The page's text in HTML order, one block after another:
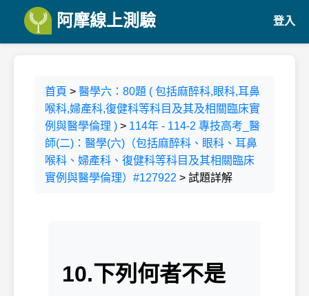
阿摩線上測驗 登入
首頁 > 醫學六：80題 ( 包括麻醉科,眼科,耳鼻
喉科,婦產科,復健科等科目及其及相關臨床實
例與醫學倫理 ) > 114年 - 114-2 專技高考_醫
師(二)：醫學(六)（包括麻醉科、眼科、耳鼻
喉科、婦產科、復健科等科目及其相關臨床
實例與醫學倫理）#127922 > 試題詳解
10.下列何者不是